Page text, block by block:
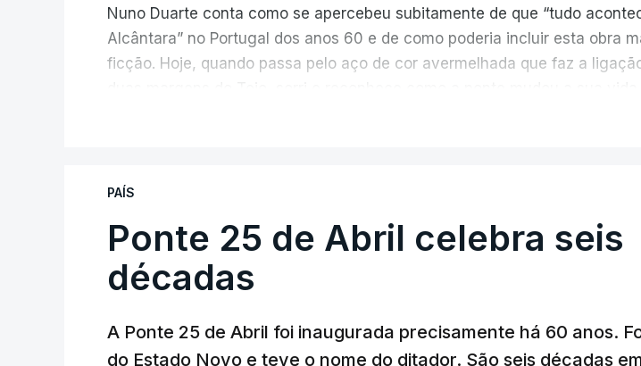
Nuno Duarte conta como se apercebeu subitamente de que “tudo
Alcântara” no Portugal dos anos 60 e de como poderia incluir esta obra
ficção. Hoje, quando passa pelo aço de cor avermelhada que faz a
infraestrutura, à época, a maior ponte suspensa da Europa. Os dramas e
num contraste entre o apogeu da engenharia e da modernidade e os
regime em declínio, com a guerra colonial já em curso.
dia em que se assinalam os 60 anos da ponte 25 de Abril, Nuno Duarte
PAÍS
Ponte 25 de Abril celebra seis
décadas
A Ponte 25 de Abril foi inaugurada precisamente há 60 anos.
do Estado Novo e teve o nome do ditador. São seis décadas